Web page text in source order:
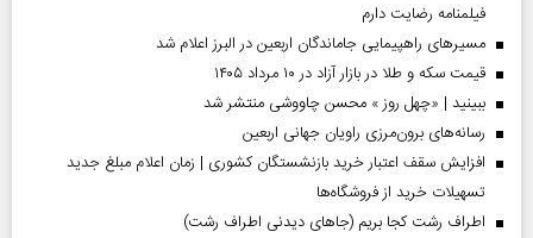
فیلمنامه رضایت دارم
مسیر‌های راهپیمایی جاماندگان اربعین در البرز اعلام شد
قیمت سکه و طلا در بازار آزاد در ۱۰ مرداد ۱۴۰۵
ببینید | «چهل روز » محسن چاووشی منتشر شد
رسانه‌های برون‌مرزی راویان جهانی اربعین
افزایش سقف اعتبار خرید بازنشستگان کشوری | زمان اعلام مبلغ جدید
تسهیلات خرید از فروشگاه‌ها
اطراف رشت کجا بریم (جاهای دیدنی اطراف رشت)